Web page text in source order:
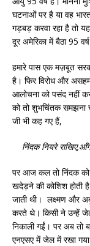
घटनाओं पर है या वह
गड़बड़ करवा रहा है तो
दूर अमेरिका में बैठा 95
हमारे पास एक मज़बूत
है। फिर विरोध और
आलोचना को पसंद नहीं
को तो शुभचिंतक समझना
जी भी कह गए हैं,
निंदक नियरे
पर आज कल तो निंदक को
खदेड़ने की कोशिश होती
जाती थी। लक्ष्मण और
करते थे। किसी ने उन्हें
निकाली गईं। पर अब तो
एनएसए में जेल में रखा